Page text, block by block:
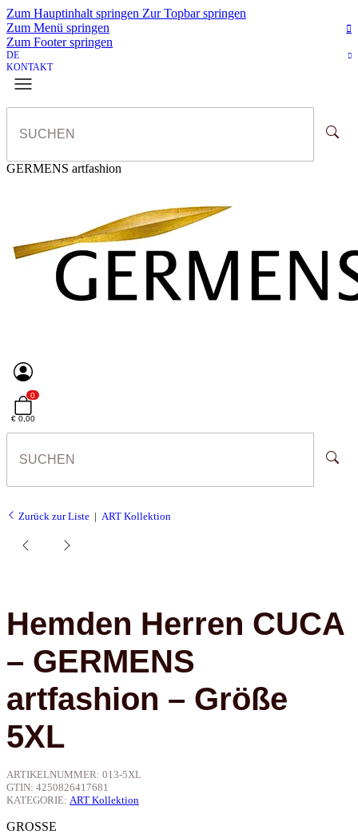
Zum Hauptinhalt springen Zur Topbar springen
Zum Menü springen
Zum Footer springen
DE
KONTAKT
GERMENS artfashion
0
€ 0,00
Zurück zur Liste ART Kollektion
Hemden Herren CUCA
– GERMENS
artfashion – Größe
5XL
ARTIKELNUMMER: 013-5XL
GTIN: 4250826417681
KATEGORIE: ART Kollektion
GROSSE